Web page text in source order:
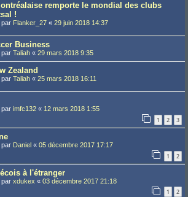
remporte le mondial des clubs
!
par Flanker_27 « 29 juin 2018 14:37
Business
par Taliah « 29 mars 2018 9:35
Zealand
par Taliah « 25 mars 2018 16:11
par imfc132 « 12 mars 2018 1:55
1 2 3
par Daniel « 05 décembre 2017 17:17
1 2
à l'étranger
par xdukex « 03 décembre 2017 21:18
1 2